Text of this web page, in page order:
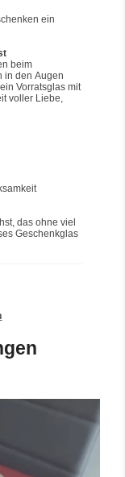
ein
beim
in den Augen
Vorratsglas mit
voller Liebe,
das ohne viel
Geschenkglas